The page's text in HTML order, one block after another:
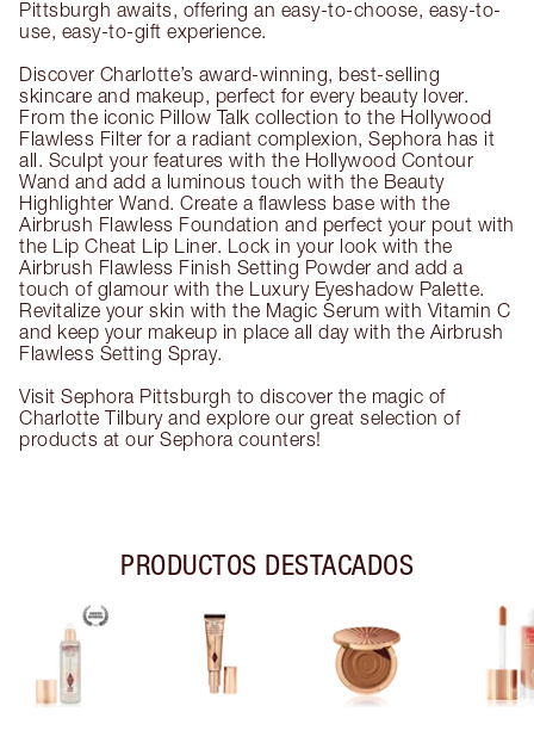
Pittsburgh awaits, offering an easy-to-choose, easy-to-
use, easy-to-gift experience.
Discover Charlotte’s award-winning, best-selling
skincare and makeup, perfect for every beauty lover.
From the iconic Pillow Talk collection to the Hollywood
Flawless Filter for a radiant complexion, Sephora has it
all. Sculpt your features with the Hollywood Contour
Wand and add a luminous touch with the Beauty
Highlighter Wand. Create a flawless base with the
Airbrush Flawless Foundation and perfect your pout with
the Lip Cheat Lip Liner. Lock in your look with the
Airbrush Flawless Finish Setting Powder and add a
touch of glamour with the Luxury Eyeshadow Palette.
Revitalize your skin with the Magic Serum with Vitamin C
and keep your makeup in place all day with the Airbrush
Flawless Setting Spray.
Visit Sephora Pittsburgh to discover the magic of
Charlotte Tilbury and explore our great selection of
products at our Sephora counters!
PRODUCTOS DESTACADOS